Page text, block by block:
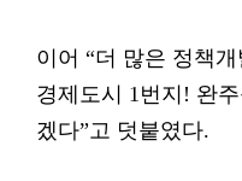
이어 “더 많은 정책
경제도시 1번지! 완
겠다”고 덧붙였다.